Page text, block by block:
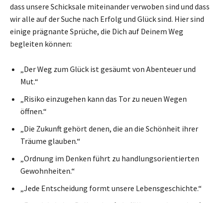
dass unsere Schicksale miteinander verwoben sind und dass
wir alle auf der Suche nach Erfolg und Glück sind. Hier sind
einige prägnante Sprüche, die Dich auf Deinem Weg
begleiten können:
„Der Weg zum Glück ist gesäumt von Abenteuer und
Mut.“
„Risiko einzugehen kann das Tor zu neuen Wegen
öffnen.“
„Die Zukunft gehört denen, die an die Schönheit ihrer
Träume glauben.“
„Ordnung im Denken führt zu handlungsorientierten
Gewohnheiten.“
„Jede Entscheidung formt unsere Lebensgeschichte.“